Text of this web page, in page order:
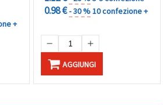
+
0.98 €- 30 %10 confezione +
AGGIUNGI